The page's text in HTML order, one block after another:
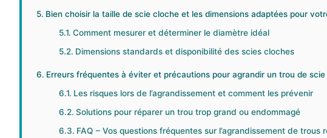
Bien choisir la taille de scie cloche et les dimensions adaptées pour
Comment mesurer et déterminer le diamètre idéal
Dimensions standards et disponibilité des scies cloches
Erreurs fréquentes à éviter et précautions pour agrandir un trou de
Les risques lors de l’agrandissement et comment les prévenir
Solutions pour réparer un trou trop grand ou endommagé
FAQ – Vos questions fréquentes sur l’agrandissement de trous